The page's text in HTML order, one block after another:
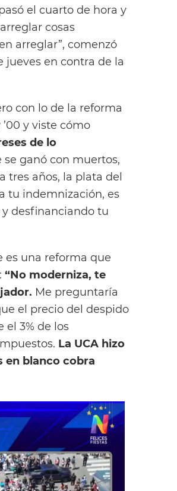
el cuarto de hora y
cosas
arreglar”, comenzó
jueves en contra de la
con lo de la reforma
y viste cómo
de lo
se ganó con muertos,
tres años, la plata del
tu indemnización, es
desfinanciando tu
es una reforma que
“No moderniza, te
Me preguntaría
el precio del despido
el 3% de los
La UCA hizo
en blanco cobra